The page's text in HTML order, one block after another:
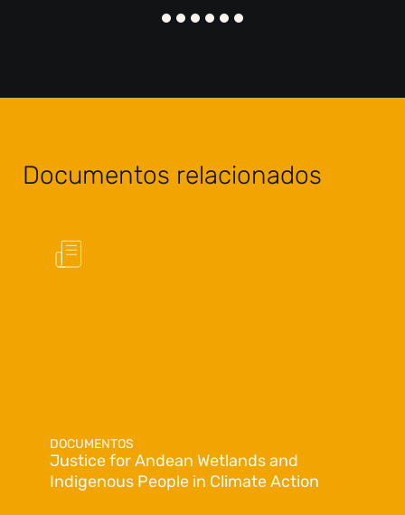
Documentos relacionados
DOCUMENTOS
Justice for Andean Wetlands and
Indigenous People in Climate Action